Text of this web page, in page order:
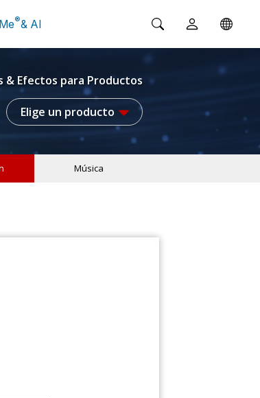
®& AI
& Efectos para Productos
Elige un producto
Música